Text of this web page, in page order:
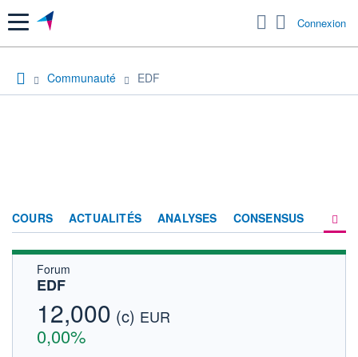
Menu Connexion
Communauté EDF
COURS ACTUALITÉS ANALYSES CONSENSUS
Forum
EDF
12,000 (c) EUR
0,00%